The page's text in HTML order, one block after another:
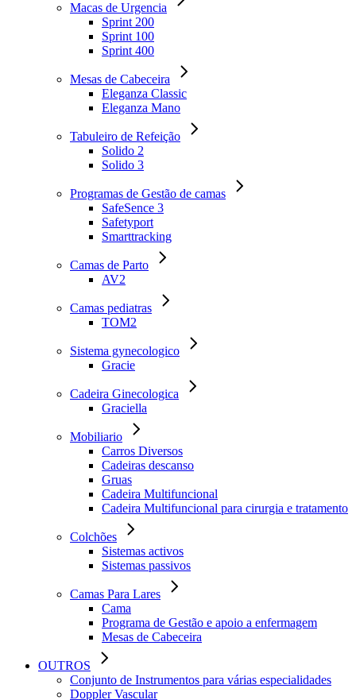
Macas de Urgencia
Sprint 200
Sprint 100
Sprint 400
Mesas de Cabeceira
Eleganza Classic
Eleganza Mano
Tabuleiro de Refeição
Solido 2
Solido 3
Programas de Gestão de camas
SafeSence 3
Safetyport
Smarttracking
Camas de Parto
AV2
Camas pediatras
TOM2
Sistema gynecologico
Gracie
Cadeira Ginecologica
Graciella
Mobiliario
Carros Diversos
Cadeiras descanso
Gruas
Cadeira Multifuncional
Cadeira Multifuncional para cirurgia e tratamento
Colchões
Sistemas activos
Sistemas passivos
Camas Para Lares
Cama
Programa de Gestão e apoio a enfermagem
Mesas de Cabeceira
OUTROS
Conjunto de Instrumentos para várias especialidades
Doppler Vascular